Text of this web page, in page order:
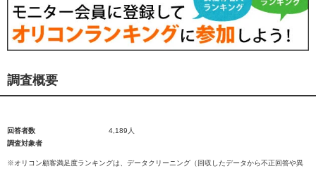
調査概要
回答者数
4,189人
調査対象者
※オリコン顧客満足度ランキングは、データクリーニング（回収したデータから不正回答や異